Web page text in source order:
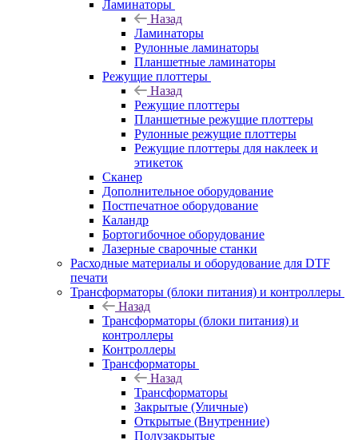
Ламинаторы
Назад
Ламинаторы
Рулонные ламинаторы
Планшетные ламинаторы
Режущие плоттеры
Назад
Режущие плоттеры
Планшетные режущие плоттеры
Рулонные режущие плоттеры
Режущие плоттеры для наклеек и
этикеток
Сканер
Дополнительное оборудование
Постпечатное оборудование
Каландр
Бортогибочное оборудование
Лазерные сварочные станки
Расходные материалы и оборудование для DTF
печати
Трансформаторы (блоки питания) и контроллеры
Назад
Трансформаторы (блоки питания) и
контроллеры
Контроллеры
Трансформаторы
Назад
Трансформаторы
Закрытые (Уличные)
Открытые (Внутренние)
Полузакрытые